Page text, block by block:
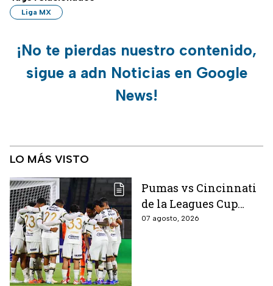
Liga MX
¡No te pierdas nuestro contenido,
sigue a adn Noticias en Google
News!
LO MÁS VISTO
Pumas vs Cincinnati
de la Leagues Cup
2026 es pospuesto
07 agosto, 2026